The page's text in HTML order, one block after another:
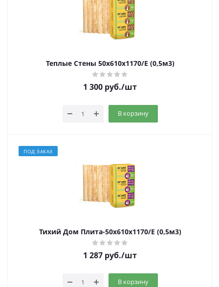
Теплые Стены 50x610х1170/Е (0,5м3)
1 300 руб./шт
В корзину
ПОД ЗАКАЗ
Тихий Дом Плита-50x610х1170/Е (0,5м3)
1 287 руб./шт
В корзину